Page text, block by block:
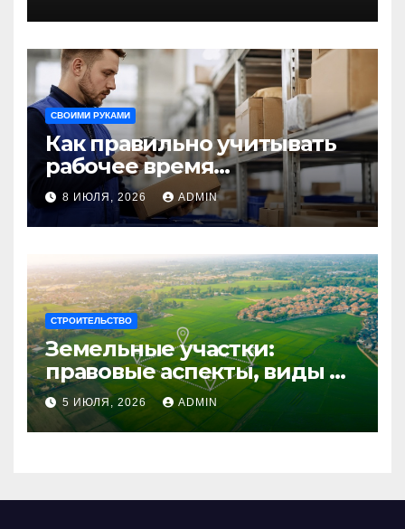
незабываемого
путешествия
СВОИМИ РУКАМИ
Как правильно учитывать
рабочее время
сотрудников: советы для
бизнеса
8 ИЮЛЯ, 2026 ADMIN
СТРОИТЕЛЬСТВО
Земельные участки:
правовые аспекты, виды и
возможности
использования
5 ИЮЛЯ, 2026 ADMIN